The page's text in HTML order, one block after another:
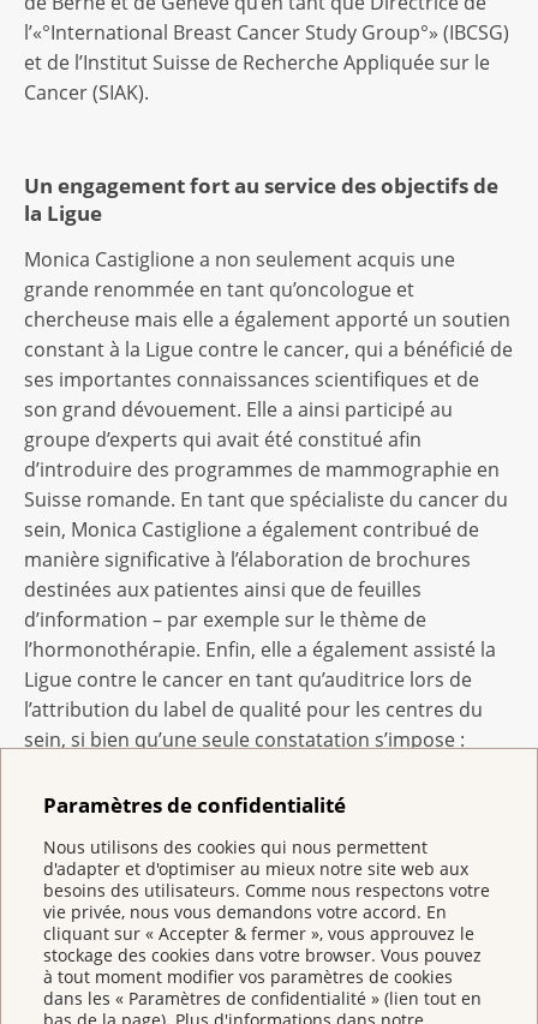
Paramètres de confidentialité
Nous utilisons des cookies qui nous permettent
d'adapter et d'optimiser au mieux notre site web aux
besoins des utilisateurs. Comme nous respectons votre
vie privée, nous vous demandons votre accord. En
cliquant sur « Accepter & fermer », vous approuvez le
stockage des cookies dans votre browser. Vous pouvez
à tout moment modifier vos paramètres de cookies
dans les « Paramètres de confidentialité » (lien tout en
l’«°International Breast Cancer Study Group°» (IBCSG)
et de l’Institut Suisse de Recherche Appliquée sur le
Cancer (SIAK).
Un engagement fort au service des objectifs de
la Ligue
Monica Castiglione a non seulement acquis une
grande renommée en tant qu’oncologue et
chercheuse mais elle a également apporté un soutien
constant à la Ligue contre le cancer, qui a bénéficié de
ses importantes connaissances scientifiques et de
son grand dévouement. Elle a ainsi participé au
groupe d’experts qui avait été constitué afin
d’introduire des programmes de mammographie en
Suisse romande. En tant que spécialiste du cancer du
sein, Monica Castiglione a également contribué de
manière significative à l’élaboration de brochures
destinées aux patientes ainsi que de feuilles
d’information – par exemple sur le thème de
l’hormonothérapie. Enfin, elle a également assisté la
Ligue contre le cancer en tant qu’auditrice lors de
l’attribution du label de qualité pour les centres du
sein, si bien qu’une seule constatation s’impose :
engagement très fort pour les objectifs de la Ligue
plan politique et scientifique.
Un allié précieux pour la naissance du label de
qualité pour les centres du sein
Doté de 5000 francs, le Prix de reconnaissance est
décerné par la Ligue suisse contre le cancer à Martin